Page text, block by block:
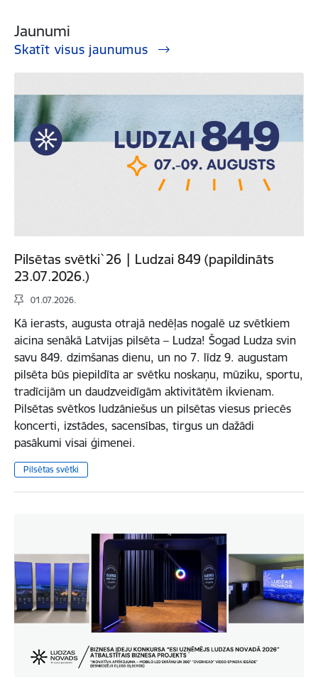
Jaunumi
Skatīt visus jaunumus
Pilsētas svētki`26 | Ludzai 849 (papildināts
23.07.2026.)
01.07.2026.
Kā ierasts, augusta otrajā nedēļas nogalē uz svētkiem
aicina senākā Latvijas pilsēta – Ludza! Šogad Ludza svin
savu 849. dzimšanas dienu, un no 7. līdz 9. augustam
pilsēta būs piepildīta ar svētku noskaņu, mūziku, sportu,
tradīcijām un daudzveidīgām aktivitātēm ikvienam.
Pilsētas svētkos ludzāniešus un pilsētas viesus priecēs
koncerti, izstādes, sacensības, tirgus un dažādi
pasākumi visai ģimenei.
Pilsētas svētki